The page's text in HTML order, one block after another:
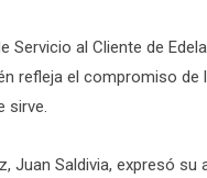
Servicio al Cliente de
refleja el compromiso
sirve.
Juan Saldivia, expresó